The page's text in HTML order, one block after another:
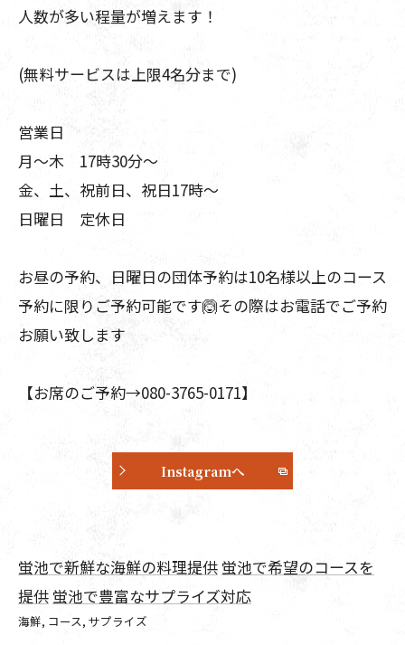
人数が多い程量が増えます！
(無料サービスは上限4名分まで)
営業日
月〜木 17時30分〜
金、土、祝前日、祝日17時〜
日曜日 定休日
お昼の予約、日曜日の団体予約は10名様以上のコース
予約に限りご予約可能です🙆その際はお電話でご予約
お願い致します
【お席のご予約→080-3765-0171】
Instagramへ
蛍池で新鮮な海鮮の料理提供 蛍池で希望のコースを
提供 蛍池で豊富なサプライズ対応
海鮮 コース サプライズ